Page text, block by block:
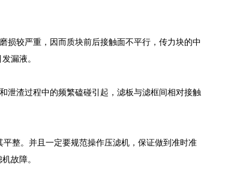
较严重，因而质块前后接触面不平行，传力块的中
漏液。
渣过程中的频繁磕碰引起，滤板与滤框间相对接触
整。并且一定要规范操作压滤机，保证做到准时准
故障。